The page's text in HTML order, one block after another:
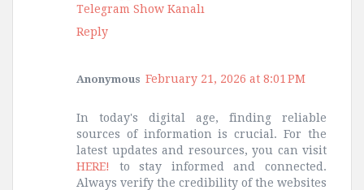
Telegram Show Kanalı
Reply
Anonymous February 21, 2026 at 8:01 PM
In today's digital age, finding reliable
sources of information is crucial. For the
latest updates and resources, you can visit
HERE!
to stay informed and connected.
Always verify the credibility of the websites